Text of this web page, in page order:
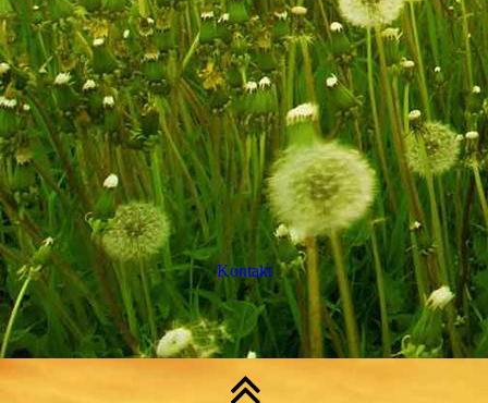
Kontakt